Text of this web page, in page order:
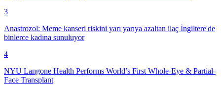
3
Anastrozol: Meme kanseri riskini yarı yarıya azaltan ilaç İngiltere'de
binlerce kadına sunuluyor
4
NYU Langone Health Performs World’s First Whole-Eye & Partial-
Face Transplant